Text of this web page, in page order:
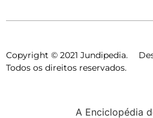
Copyright © 2021 Jundipedia.
Todos os direitos reservados.
A Enciclopédia